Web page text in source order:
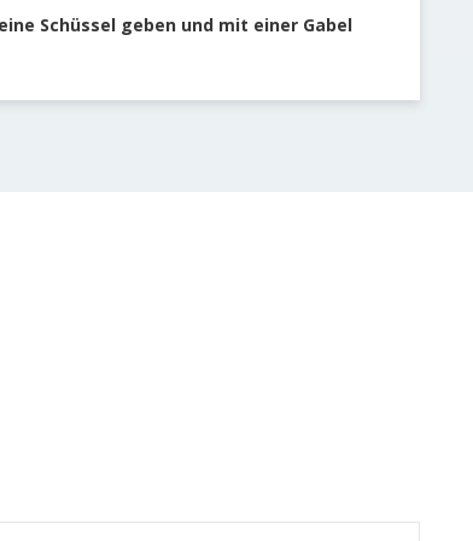
Schüssel geben und mit einer Gabel